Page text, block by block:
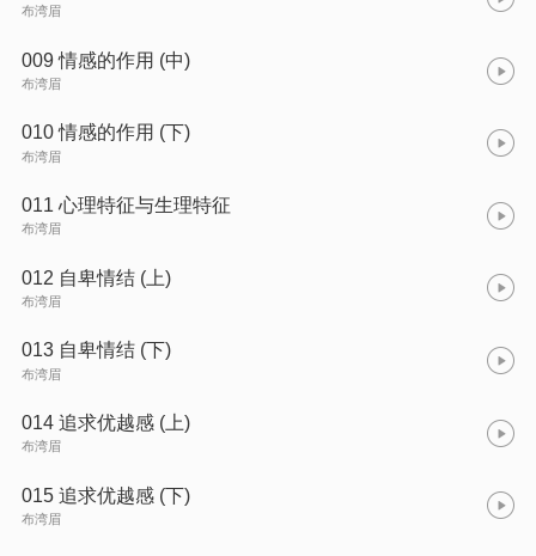
布湾眉
009 情感的作用 (中)
布湾眉
010 情感的作用 (下)
布湾眉
011 心理特征与生理特征
布湾眉
012 自卑情结 (上)
布湾眉
013 自卑情结 (下)
布湾眉
014 追求优越感 (上)
布湾眉
015 追求优越感 (下)
布湾眉